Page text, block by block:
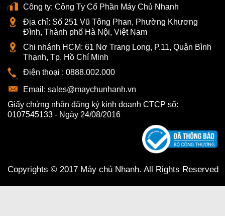
Công ty: Công Ty Cổ Phần Máy Chủ Nhanh
Địa chỉ: Số 251 Vũ Tông Phan, Phường Khương
Đình, Thành phố Hà Nội, Việt Nam
Chi nhánh HCM: 61 Nơ Trang Long, P.11, Quận Bình
Thạnh, Tp. Hồ Chí Minh
Điện thoại : 0888.002.000
Email: sales@maychunhanh.vn
Giấy chứng nhận đăng ký kinh doanh CTCP số:
0107545133 - Ngày 24/08/2016
Copyrights © 2017 Máy chủ Nhanh. All Rights Reserved